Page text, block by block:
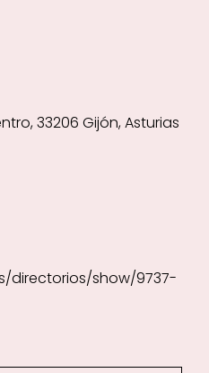
33206 Gijón, Asturias
directorios/show/9737-